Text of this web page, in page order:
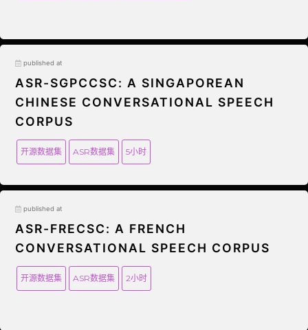
published at
ASR-SGPCCSC: A SINGAPOREAN
CHINESE CONVERSATIONAL SPEECH
CORPUS
开源数据集 ASR数据集 5小时
published at
ASR-FRECSC: A FRENCH
CONVERSATIONAL SPEECH CORPUS
开源数据集 ASR数据集 2小时